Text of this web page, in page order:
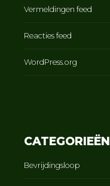
Vermeldingen feed
Reacties feed
WordPress.org
CATEGORIEËN
Bevrijdingsloop